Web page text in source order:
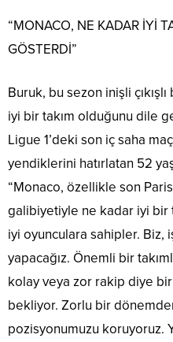
“MONACO, NE KADAR İYİ
GÖSTERDİ”
Buruk, bu sezon inişli
iyi bir takım olduğunu dile
Ligue 1’deki son iç saha
yendiklerini hatırlatan 52
“Monaco, özellikle son
galibiyetiyle ne kadar iyi bir
iyi oyunculara sahipler. Biz,
yapacağız. Önemli bir
kolay veya zor rakip diye
bekliyor. Zorlu bir
pozisyonumuzu koruyoruz.